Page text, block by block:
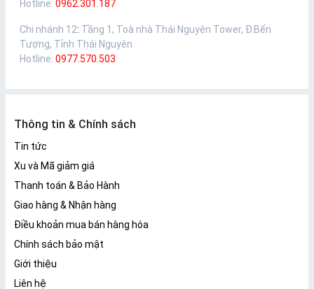
Hotline: 0962.301.187
Chi nhánh 12: Tầng 1, Toà nhà Thái Nguyên Tower, Đ.Bến
Tượng, Tỉnh Thái Nguyên
Hotline: 0977.570.503
Thông tin & Chính sách
Tin tức
Xu và Mã giảm giá
Thanh toán & Bảo Hành
Giao hàng & Nhận hàng
Điều khoản mua bán hàng hóa
Chính sách bảo mật
Giới thiệu
Liên hệ